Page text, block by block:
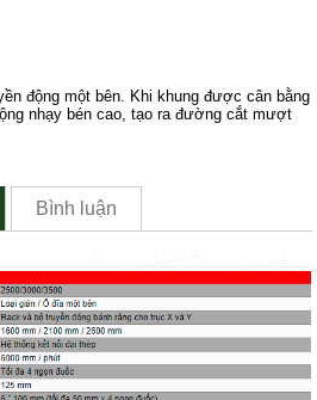
động một bên. Khi khung được cân bằng
nhạy bén cao, tạo ra đường cắt mượt
Bình luận